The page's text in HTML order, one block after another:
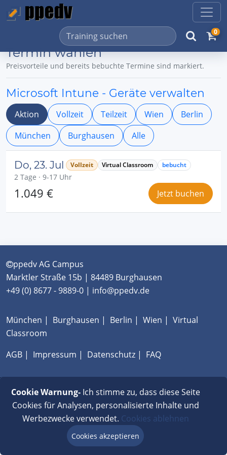
0
Termin wählen
Preisvorteile und bereits bebuchte Termine sind markiert.
Microsoft Intune - Geräte verwalten
Aktion Vollzeit Teilzeit Wien
Berlin
München
Burghausen Alle
Do, 23. Jul Vollzeit Virtual Classroom bebucht
2 Tage · 9-17 Uhr
1.049 € Jetzt buchen
ppedv AG Campus
Marktler Straße 15b | 84489 Burghausen
+49 (0) 8677 - 9889-0 | info@ppedv.de
München | Burghausen | Berlin | Wien | Virtual
Classroom
AGB | Impressum | Datenschutz | FAQ
Cookie Warnung-Ich stimme zu, dass diese Seite
Cookies für Analysen, personalisierte Inhalte und
Werbezwecke verwendet. Cookies ablehnen
Cookies akzeptieren